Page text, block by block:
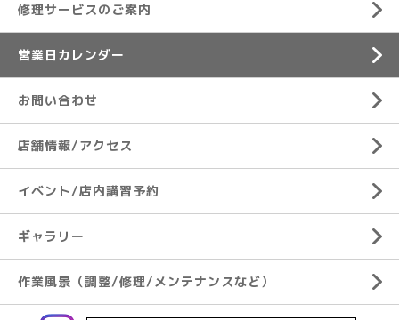
修理サービスのご案内
営業日カレンダー
お問い合わせ
店舗情報/アクセス
イベント/店内講習予約
ギャラリー
作業風景（調整/修理/メンテナンスなど）